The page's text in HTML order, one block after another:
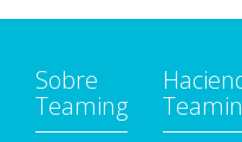
Sobre
Teaming